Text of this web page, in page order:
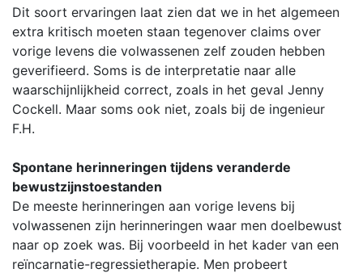
Dit soort ervaringen laat zien dat we in het algemeen
extra kritisch moeten staan tegenover claims over
vorige levens die volwassenen zelf zouden hebben
geverifieerd. Soms is de interpretatie naar alle
waarschijnlijkheid correct, zoals in het geval Jenny
Cockell. Maar soms ook niet, zoals bij de ingenieur
F.H.
Spontane herinneringen tijdens veranderde
bewustzijnstoestanden
De meeste herinneringen aan vorige levens bij
volwassenen zijn herinneringen waar men doelbewust
naar op zoek was. Bij voorbeeld in het kader van een
reïncarnatie-regressietherapie. Men probeert